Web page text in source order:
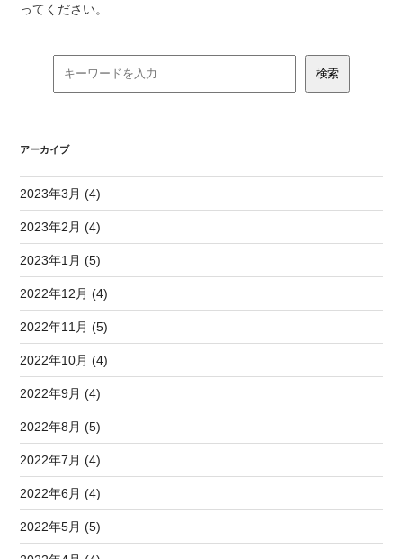
ってください。
アーカイブ
2023年3月 (4)
2023年2月 (4)
2023年1月 (5)
2022年12月 (4)
2022年11月 (5)
2022年10月 (4)
2022年9月 (4)
2022年8月 (5)
2022年7月 (4)
2022年6月 (4)
2022年5月 (5)